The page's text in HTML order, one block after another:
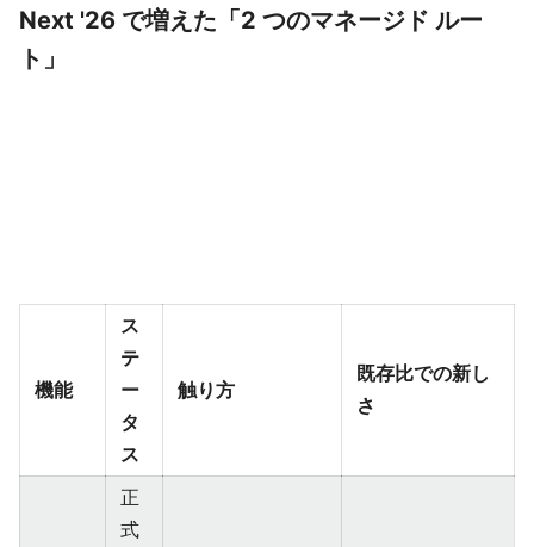
Next '26 で増えた「2 つのマネージド ルー
ト」
機能
ス
テ
ー
タ
ス
触り方
既存比での新し
さ
正
式